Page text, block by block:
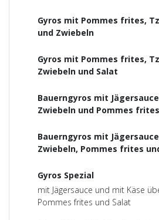
Gyros mit Pommes frites,
und Zwiebeln
Gyros mit Pommes frites,
Zwiebeln und Salat
Bauerngyros mit
Zwiebeln und Pommes frites
Bauerngyros mit
Zwiebeln, Pommes frites
Gyros Spezial
mit Jägersauce und mit Käse
Pommes frites und Salat